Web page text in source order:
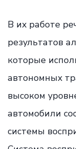
В их работе
результатов
которые
автономных
высоком
автомобили
системы